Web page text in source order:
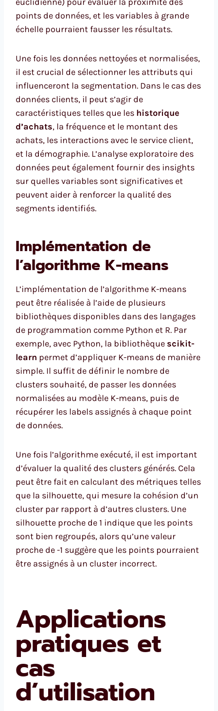
points de données, et les variables à grande
échelle pourraient fausser les résultats.
Une fois les données nettoyées et normalisées,
il est crucial de sélectionner les attributs qui
influenceront la segmentation. Dans le cas des
données clients, il peut s’agir de
caractéristiques telles que les historique
d’achats, la fréquence et le montant des
achats, les interactions avec le service client,
et la démographie. L’analyse exploratoire des
données peut également fournir des insights
sur quelles variables sont significatives et
peuvent aider à renforcer la qualité des
segments identifiés.
Implémentation de
l’algorithme K-means
L’implémentation de l’algorithme K-means
peut être réalisée à l’aide de plusieurs
bibliothèques disponibles dans des langages
de programmation comme Python et R. Par
exemple, avec Python, la bibliothèque scikit-
learn permet d’appliquer K-means de manière
simple. Il suffit de définir le nombre de
clusters souhaité, de passer les données
normalisées au modèle K-means, puis de
récupérer les labels assignés à chaque point
de données.
Une fois l’algorithme exécuté, il est important
d’évaluer la qualité des clusters générés. Cela
peut être fait en calculant des métriques telles
que la silhouette, qui mesure la cohésion d’un
cluster par rapport à d’autres clusters. Une
silhouette proche de 1 indique que les points
sont bien regroupés, alors qu’une valeur
proche de -1 suggère que les points pourraient
être assignés à un cluster incorrect.
Applications
pratiques et
cas
d’utilisation